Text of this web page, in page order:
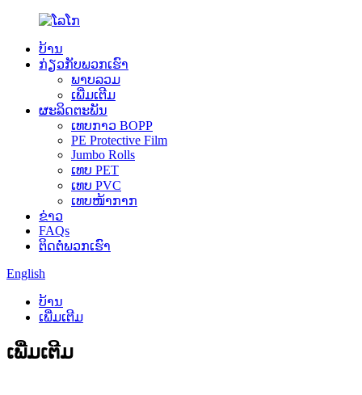
ບ້ານ
ກ່ຽວ​ກັບ​ພວກ​ເຮົາ
ພາບລວມ
ເພີ່ມເຕີມ
ຜະລິດຕະພັນ
ເທບກາວ BOPP
PE Protective Film
Jumbo Rolls
ເທບ PET
ເທບ PVC
ເທບໜ້າກາກ
ຂ່າວ
FAQs
ຕິດ​ຕໍ່​ພວກ​ເຮົາ
English
ບ້ານ
ເພີ່ມເຕີມ
ເພີ່ມເຕີມ